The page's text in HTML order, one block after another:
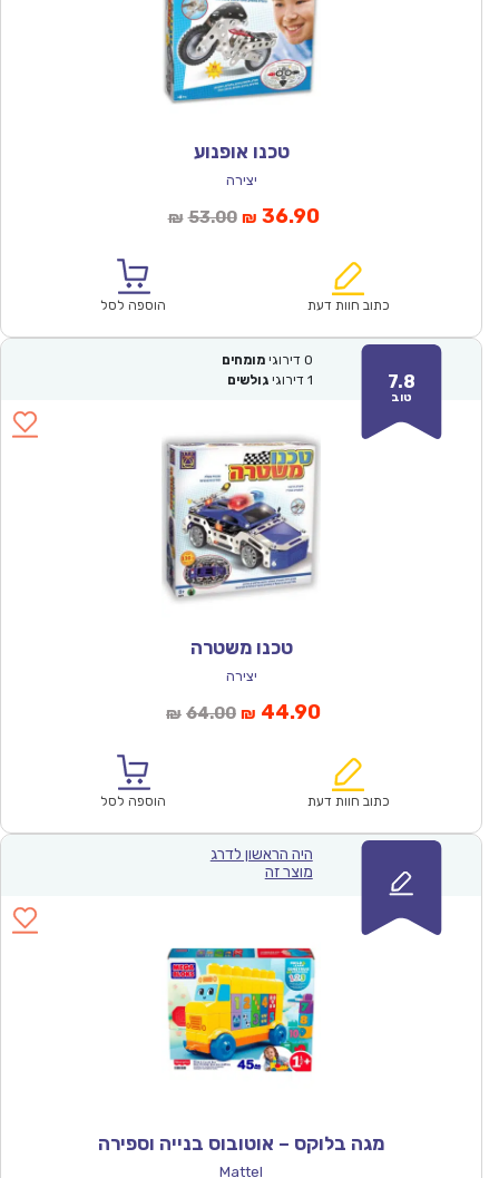
טכנו אופנוע
יצירה
₪ 53.00המחיר
₪53.00.
₪ 36.90המחיר
הוא:
כתוב חוות דעת הוספה לסל
7.8
טוב
0 דירוגי מומחים
1 דירוגי גולשים
טכנו משטרה
יצירה
₪ 64.00המחיר
₪64.00.
₪ 44.90המחיר
הוא:
כתוב חוות דעת הוספה לסל
היה הראשון לדרג
מוצר זה
מגה בלוקס – אוטובוס בנייה וספירה
Mattel